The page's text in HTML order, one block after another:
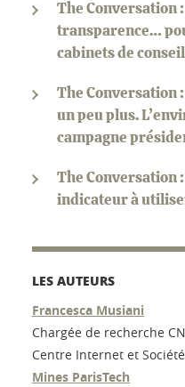
The Conversation
transparence…
cabinets de
The Conversation
un peu plus.
campagne
The Conversation
indicateur à
LES AUTEURS
Francesca Musiani
Chargée de recherche
Centre Internet et
Mines ParisTech